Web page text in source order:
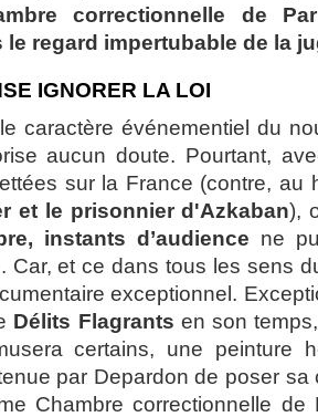
correctionnelle de
regard impertubable de la
IGNORER LA LOI
caractère événementiel du
aucun doute. Pourtant,
sur la France (contre, au
et le prisonnier d'Azkaban),
instants d’audience ne
Car, et ce dans tous les sens
exceptionnel.
Délits Flagrants en son
certains, une peinture
par Depardon de poser
Chambre correctionnelle